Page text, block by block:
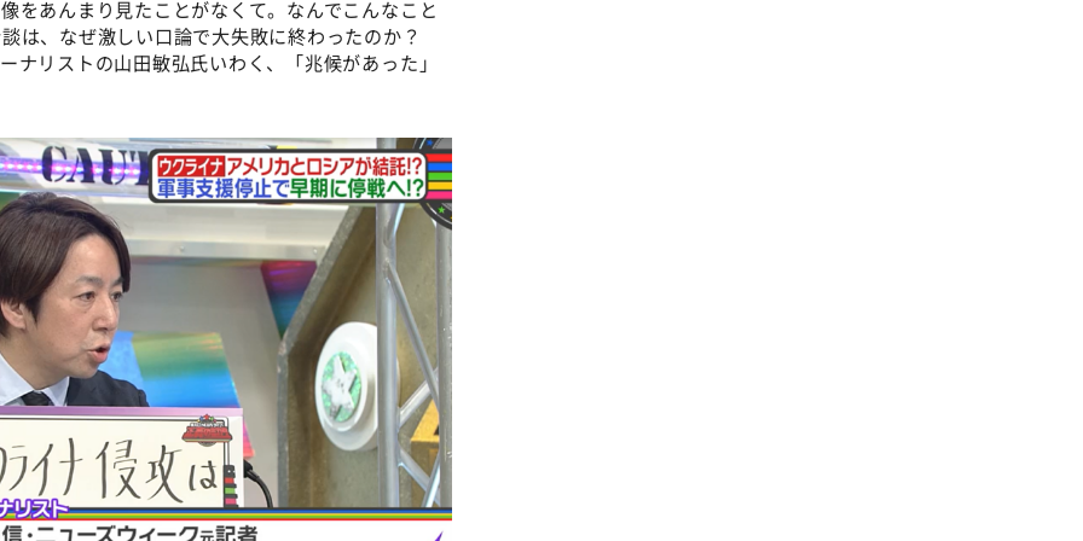
をあんまり見たことがなくて。なんでこんなこと
は、なぜ激しい口論で大失敗に終わったのか？
ナリストの山田敏弘氏いわく、「兆候があった」